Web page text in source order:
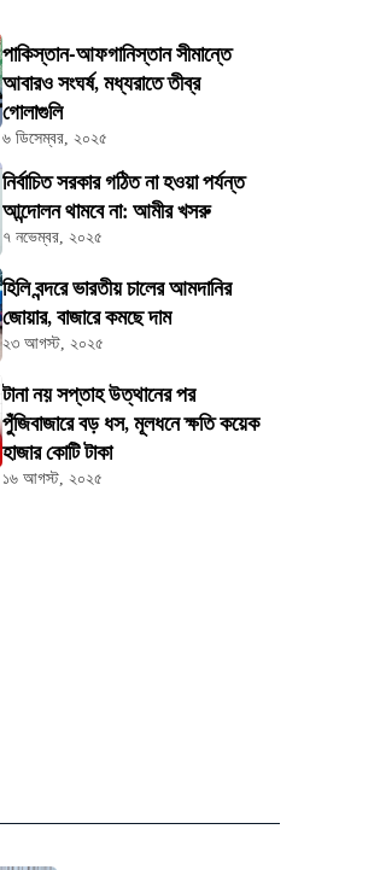
পাকিস্তান-আফগানিস্তান সীমান্তে
আবারও সংঘর্ষ, মধ্যরাতে তীব্র
গোলাগুলি
৬ ডিসেম্বর, ২০২৫
নির্বাচিত সরকার গঠিত না হওয়া পর্যন্ত
আন্দোলন থামবে না: আমীর খসরু
৭ নভেম্বর, ২০২৫
হিলি বন্দরে ভারতীয় চালের আমদানির
জোয়ার, বাজারে কমছে দাম
২৩ আগস্ট, ২০২৫
টানা নয় সপ্তাহ উত্থানের পর
পুঁজিবাজারে বড় ধস, মূলধনে ক্ষতি কয়েক
হাজার কোটি টাকা
১৬ আগস্ট, ২০২৫